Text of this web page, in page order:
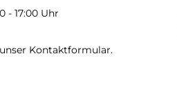
- 17:00 Uhr
Kontaktformular.